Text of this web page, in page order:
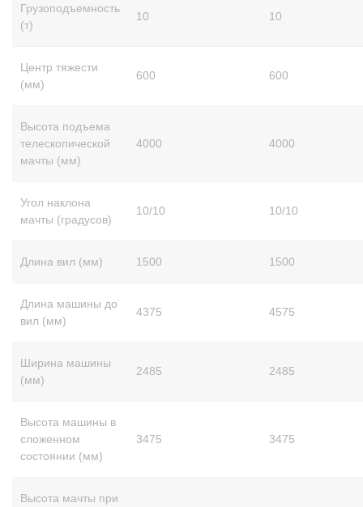
Грузоподъемность
(т)
10 10
Центр тяжести
(мм)
600 600
Высота подъема
телескопической
мачты (мм)
4000 4000
Угол наклона
мачты (градусов)
10/10 10/10
Длина вил (мм) 1500 1500
Длина машины до
вил (мм)
4375 4575
Ширина машины
(мм)
2485 2485
Высота машины в
сложенном
состоянии (мм)
3475 3475
Высота мачты при